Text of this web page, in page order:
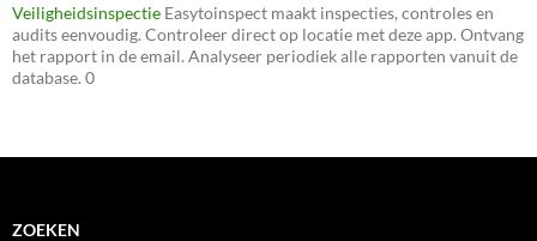
Veiligheidsinspectie Easytoinspect maakt inspecties, controles en
audits eenvoudig. Controleer direct op locatie met deze app. Ontvang
het rapport in de email. Analyseer periodiek alle rapporten vanuit de
database. 0
ZOEKEN